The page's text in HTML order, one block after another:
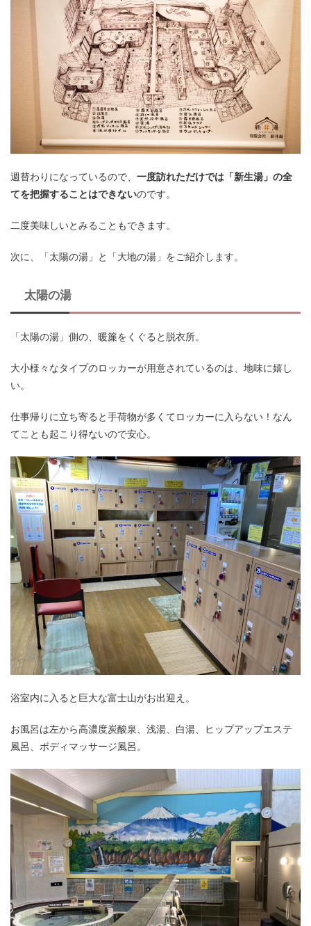
週替わりになっているので、 一度訪れただけでは「新生湯」の全
てを把握することはできないのです。
二度美味しいとみることもできます。
次に、「太陽の湯」と「大地の湯」をご紹介します。
太陽の湯
「太陽の湯」側の、暖簾をくぐると脱衣所。
大小様々なタイプのロッカーが用意されているのは、地味に嬉し
い。
仕事帰りに立ち寄ると手荷物が多くてロッカーに入らない！なん
てことも起こり得ないので安心。
浴室内に入ると巨大な富士山がお出迎え。
お風呂は左から高濃度炭酸泉、浅湯、白湯、ヒップアップエステ
風呂、ボディマッサージ風呂。